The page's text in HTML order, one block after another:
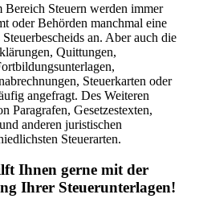
Steuern werden immer
oder Behörden manchmal eine
an. Aber auch die
Quittungen,
Steuerkarten oder
angefragt. Des Weiteren
Paragrafen, Gesetzestexten,
anderen juristischen
Steuerarten.
Ihnen gerne mit der
Ihrer Steuerunterlagen!